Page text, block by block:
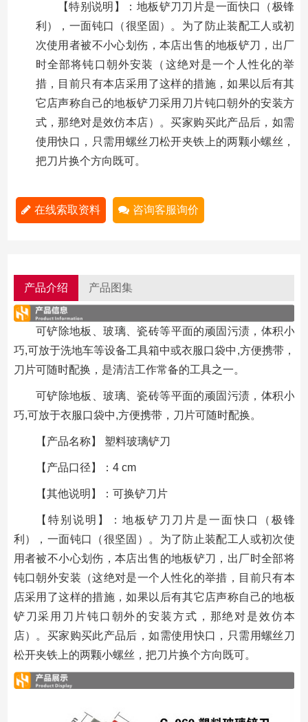
【特别说明】：地板铲刀刀片是一面快口（极锋
利），一面钝口（很坚固）。为了防止装配工人或初
次使用者被不小心划伤，本店出售的地板铲刀，出厂
时全部将钝口朝外安装（这绝对是一个人性化的举
措，目前只有本店采用了这样的措施，如果以后有其
它店声称自己的地板铲刀采用刀片钝口朝外的安装方
式，那绝对是效仿本店）。买家购买此产品后，如需
使用快口，只需用螺丝刀松开夹铁上的两颗小螺丝，
把刀片换个方向既可。
在线索取资料 咨询客服询价
产品介绍 产品图集
可铲除地板、玻璃、瓷砖等平面的顽固污渍，体积小
巧,可放于洗地车等设备工具箱中或衣服口袋中,方便携带，
刀片可随时配换，是清洁工作常备的工具之一。
可铲除地板、玻璃、瓷砖等平面的顽固污渍，体积小
巧,可放于衣服口袋中,方便携带，刀片可随时配换。
【产品名称】 塑料玻璃铲刀
【产品口径】：4 cm
【其他说明】：可换铲刀片
【特别说明】：地板铲刀刀片是一面快口（极锋
利），一面钝口（很坚固）。为了防止装配工人或初次使
用者被不小心划伤，本店出售的地板铲刀，出厂时全部将
钝口朝外安装（这绝对是一个人性化的举措，目前只有本
店采用了这样的措施，如果以后有其它店声称自己的地板
铲刀采用刀片钝口朝外的安装方式，那绝对是效仿本
店）。买家购买此产品后，如需使用快口，只需用螺丝刀
松开夹铁上的两颗小螺丝，把刀片换个方向既可。